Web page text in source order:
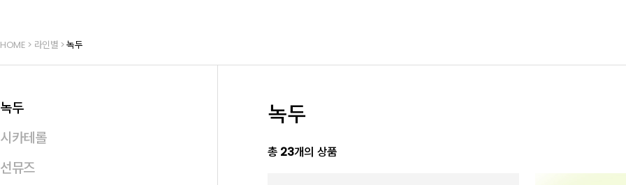
HOME > 라인별 >녹두
녹두
시카테롤
선뮤즈
녹두
총 23개의 상품